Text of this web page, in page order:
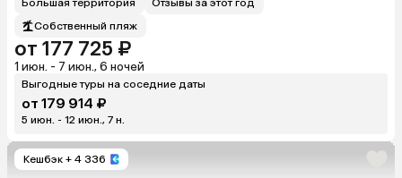
Большая территория
Отзывы за этот год
Собственный пляж
от 177 725 ₽
1 июн. - 7 июн., 6 ночей
Выгодные туры на соседние даты
от 179 914 ₽
5 июн. - 12 июн., 7 н.
Кешбэк + 4 336